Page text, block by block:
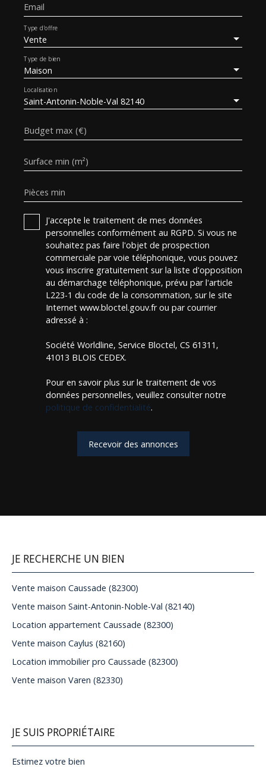
Email
Vente
Type d'offre
Maison
Type de bien
Saint-Antonin-Noble-Val 82140
Localisation
Budget max (€)
Surface min (m²)
Pièces min
J'accepte le traitement de mes données
personnelles conformément au RGPD. Si vous ne
souhaitez pas faire l'objet de prospection
commerciale par voie téléphonique, vous pouvez
vous inscrire gratuitement sur la liste d'opposition
au démarchage téléphonique, prévu par l'article
L223-1 du code de la consommation, sur le site
Internet www.bloctel.gouv.fr ou par courrier
adressé à :
Société Worldline, Service Bloctel, CS 61311,
41013 BLOIS CEDEX.
Pour en savoir plus sur le traitement de vos
données personnelles, veuillez consulter notre
politique de confidentialité.
Recevoir des annonces
JE RECHERCHE UN BIEN
Vente maison Caussade (82300)
Vente maison Saint-Antonin-Noble-Val (82140)
Location appartement Caussade (82300)
Vente maison Caylus (82160)
Location immobilier pro Caussade (82300)
Vente maison Varen (82330)
JE SUIS PROPRIÉTAIRE
Estimez votre bien